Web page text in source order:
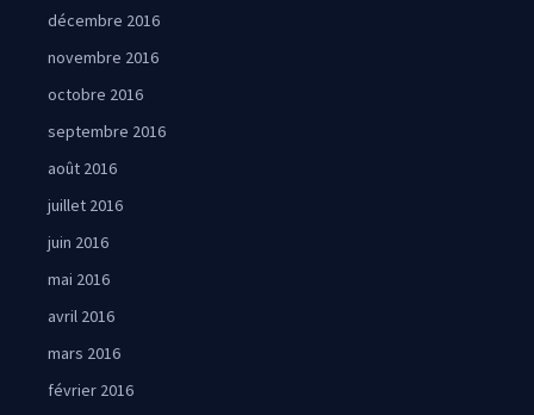
décembre 2016
novembre 2016
octobre 2016
septembre 2016
août 2016
juillet 2016
juin 2016
mai 2016
avril 2016
mars 2016
février 2016